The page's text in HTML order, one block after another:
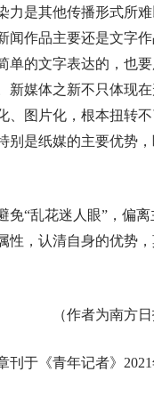
是其他传播形式所难
闻作品主要还是文字
单的文字表达的，也
新媒体之新不只体现
、图片化，根本扭转
别是纸媒的主要优势
“乱花迷人眼”，偏离
性，认清自身的优势
（作者为南方日
于《青年记者》2021